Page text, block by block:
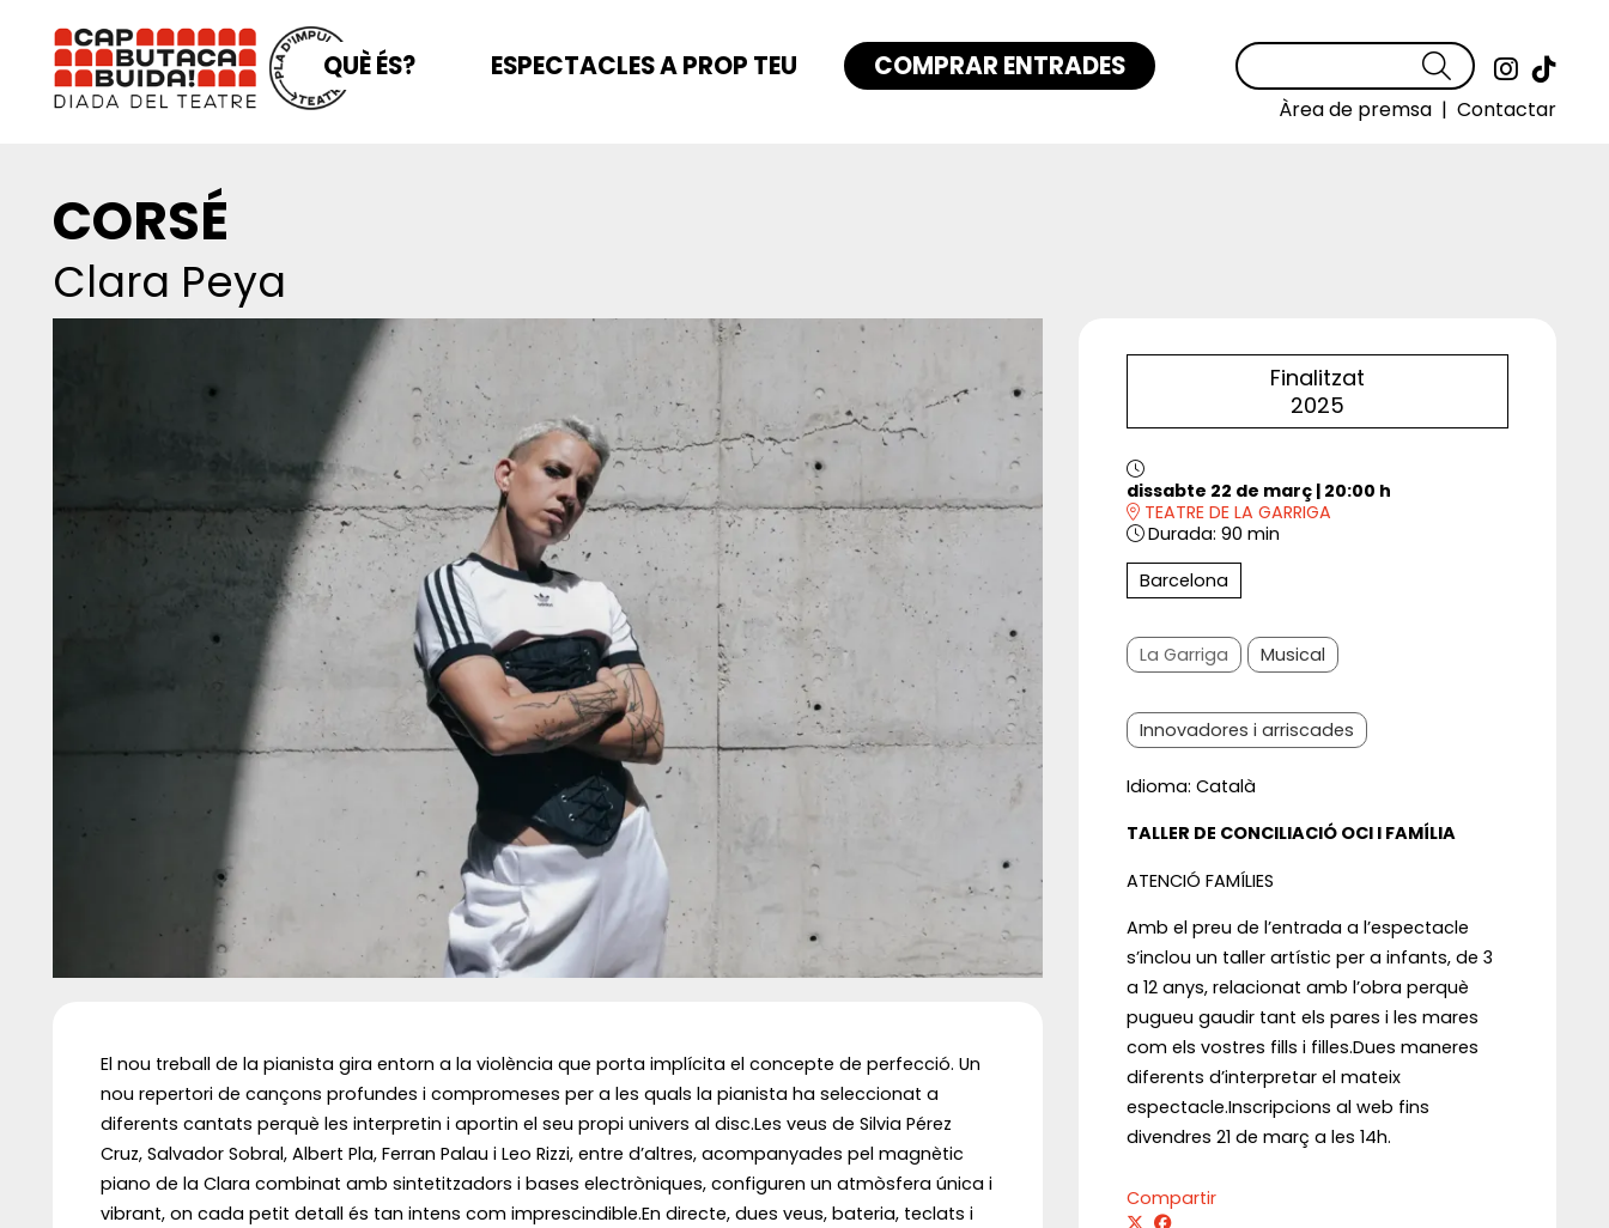
Link a
Cercar
Àrea de premsa | Contactar
QUÈ ÉS? ESPECTACLES A PROP TEU COMPRAR ENTRADES
CORSÉ
Clara Peya
Finalitzat
2025
dissabte 22 de març | 20:00 h
TEATRE DE LA GARRIGA
Durada: 90 min
Barcelona
La Garriga Musical
Innovadores i arriscades
Idioma: Català
TALLER DE CONCILIACIÓ OCI I FAMÍLIA
ATENCIÓ FAMÍLIES
Amb el preu de l’entrada a l’espectacle
s’inclou un taller artístic per a infants, de 3
a 12 anys, relacionat amb l’obra perquè
pugueu gaudir tant els pares i les mares
com els vostres fills i filles.Dues maneres
diferents d’interpretar el mateix
espectacle.Inscripcions al web fins
divendres 21 de març a les 14h.
Compartir
El nou treball de la pianista gira entorn a la violència que porta implícita el concepte de perfecció. Un
nou repertori de cançons profundes i compromeses per a les quals la pianista ha seleccionat a
diferents cantats perquè les interpretin i aportin el seu propi univers al disc.Les veus de Silvia Pérez
Cruz, Salvador Sobral, Albert Pla, Ferran Palau i Leo Rizzi, entre d’altres, acompanyades pel magnètic
piano de la Clara combinat amb sintetitzadors i bases electròniques, configuren un atmòsfera única i
vibrant, on cada petit detall és tan intens com imprescindible.En directe, dues veus, bateria, teclats i